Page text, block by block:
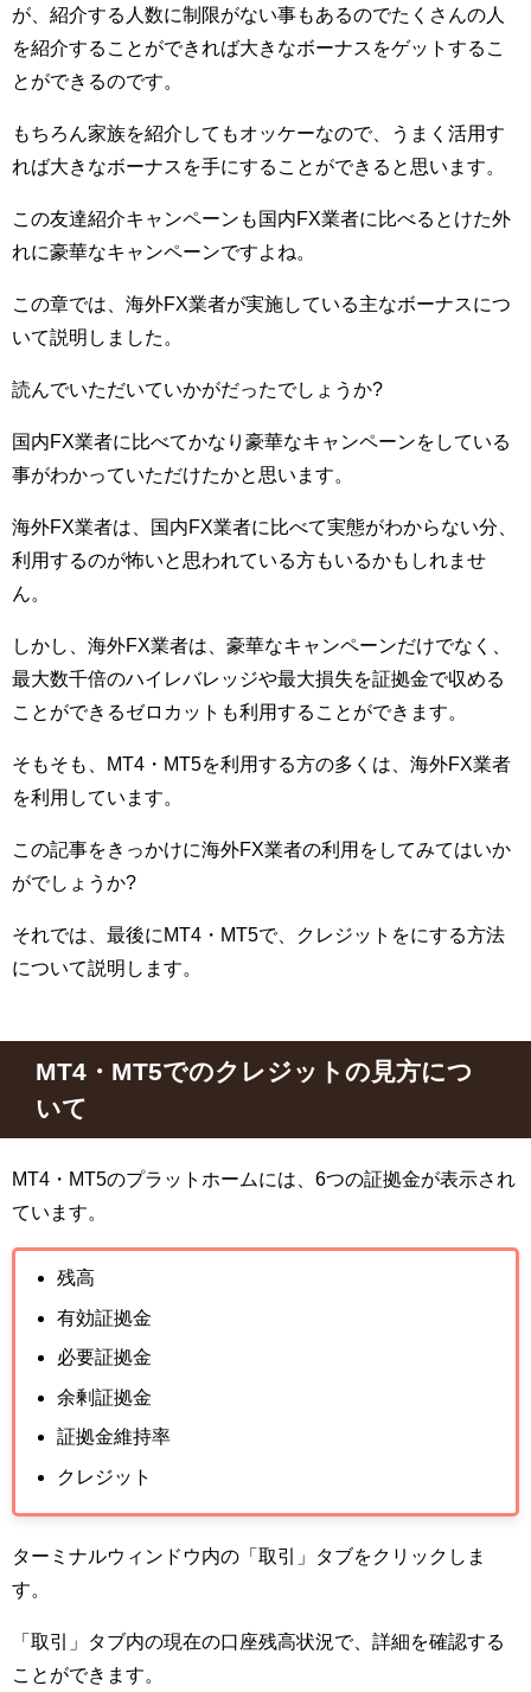
が、紹介する人数に制限がない事もあるのでたくさんの人
を紹介することができれば大きなボーナスをゲットするこ
とができるのです。
もちろん家族を紹介してもオッケーなので、うまく活用す
れば大きなボーナスを手にすることができると思います。
この友達紹介キャンペーンも国内FX業者に比べるとけた外
れに豪華なキャンペーンですよね。
この章では、海外FX業者が実施している主なボーナスにつ
いて説明しました。
読んでいただいていかがだったでしょうか?
国内FX業者に比べてかなり豪華なキャンペーンをしている
事がわかっていただけたかと思います。
海外FX業者は、国内FX業者に比べて実態がわからない分、
利用するのが怖いと思われている方もいるかもしれませ
ん。
しかし、海外FX業者は、豪華なキャンペーンだけでなく、
最大数千倍のハイレバレッジや最大損失を証拠金で収める
ことができるゼロカットも利用することができます。
そもそも、MT4・MT5を利用する方の多くは、海外FX業者
を利用しています。
この記事をきっかけに海外FX業者の利用をしてみてはいか
がでしょうか?
それでは、最後にMT4・MT5で、クレジットをにする方法
について説明します。
MT4 ・ MT5でのクレジットの見方につ
いて
MT4・MT5のプラットホームには、6つの証拠金が表示され
ています。
残高
有効証拠金
必要証拠金
余剰証拠金
証拠金維持率
クレジット
ターミナルウィンドウ内の「取引」タブをクリックしま
す。
「取引」タブ内の現在の口座残高状況で、詳細を確認する
ことができます。